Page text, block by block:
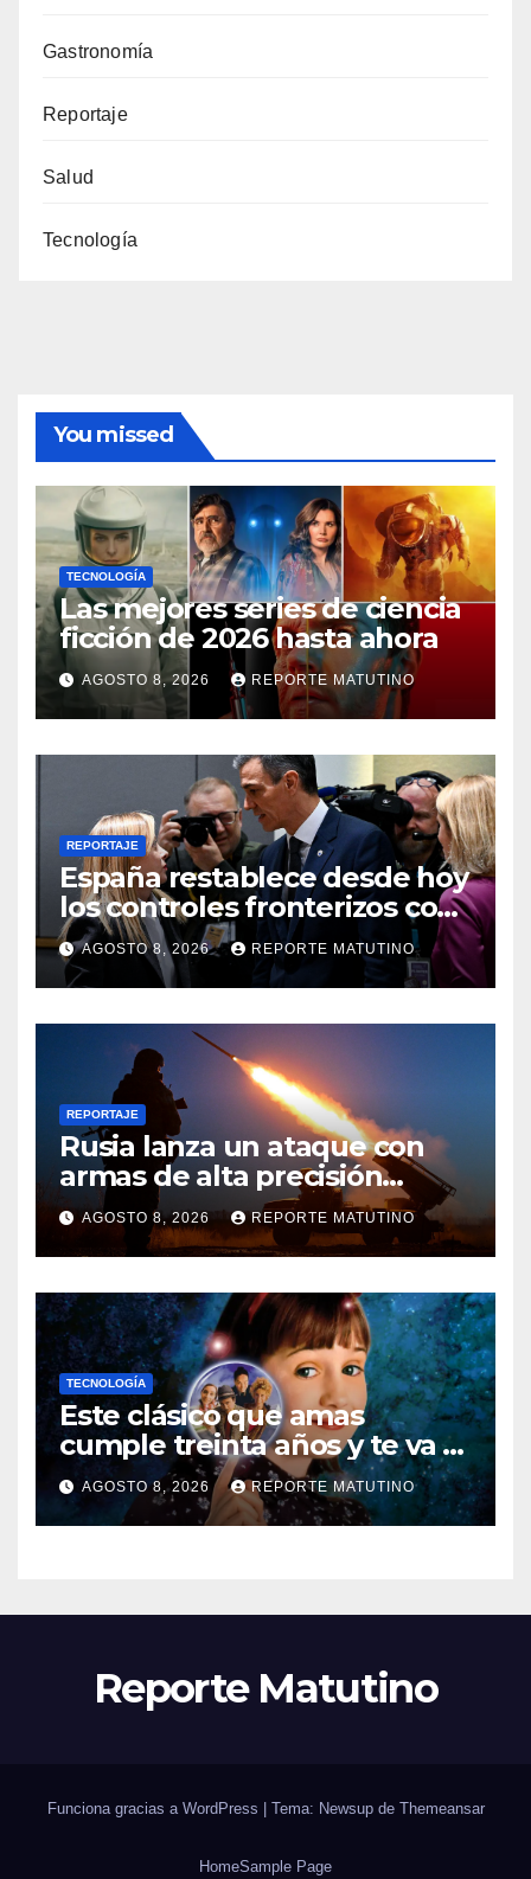
Gastronomía
Reportaje
Salud
Tecnología
You missed
TECNOLOGÍA
Las mejores series de ciencia
ficción de 2026 hasta ahora
AGOSTO 8, 2026 REPORTE MATUTINO
REPORTAJE
España restablece desde hoy
los controles fronterizos con
Italia tras el rechazo de Roma
a retirar las restricciones
AGOSTO 8, 2026 REPORTE MATUTINO
REPORTAJE
Rusia lanza un ataque con
armas de alta precisión
contra la industria militar en
Kiev
AGOSTO 8, 2026 REPORTE MATUTINO
TECNOLOGÍA
Este clásico que amas
cumple treinta años y te va a
sorprender su enorme
influencia en el cine
AGOSTO 8, 2026 REPORTE MATUTINO
Reporte Matutino
Funciona gracias a WordPress Tema: Newsup de Themeansar
HomeSample Page